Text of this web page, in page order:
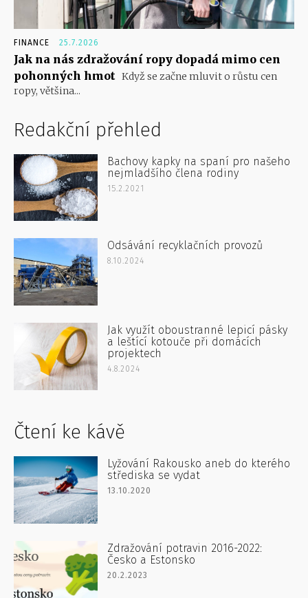
FINANCE 25.7.2026
Jak na nás zdražování ropy dopadá mimo cen
pohonných hmot Když se začne mluvit o růstu cen
ropy, většina...
Redakční přehled
Bachovy kapky na spaní pro našeho
nejmladšího člena rodiny
15.2.2021
Odsávání recyklačních provozů
8.10.2024
Jak využít oboustranné lepicí pásky
a leštící kotouče při domácích
projektech
4.8.2024
Čtení ke kávě
Lyžování Rakousko aneb do kterého
střediska se vydat
13.10.2020
Zdražování potravin 2016-2022:
Česko a Estonsko
20.2.2023